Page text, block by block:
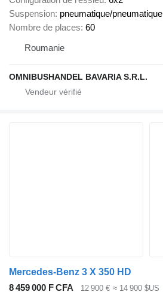
Suspension pneumatique/pneumatique
Nombre de places 60
Roumanie
OMNIBUSHANDEL BAVARIA S.R.L.
Mercedes-Benz 3 X 350 HD
8 459 000 F CFA
12 900 € ≈ 14 900 $US